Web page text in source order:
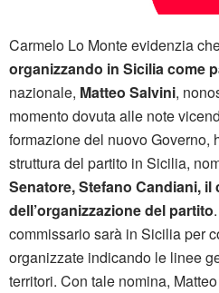
Carmelo Lo Monte evidenzia
organizzando in Sicilia come
nazionale, Matteo Salvini,
momento dovuta alle note
formazione del nuovo Governo,
struttura del partito in Sicilia,
Senatore, Stefano Candiani,
dell’organizzazione del partito
commissario sarà in Sicilia per
organizzate indicando le linee
territori. Con tale nomina,